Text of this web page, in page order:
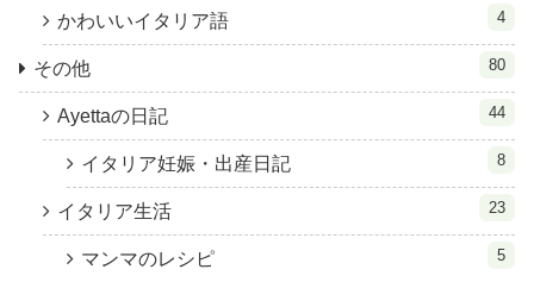
かわいいイタリア語 4
その他 80
Ayettaの日記 44
イタリア妊娠・出産日記 8
イタリア生活 23
マンマのレシピ 5